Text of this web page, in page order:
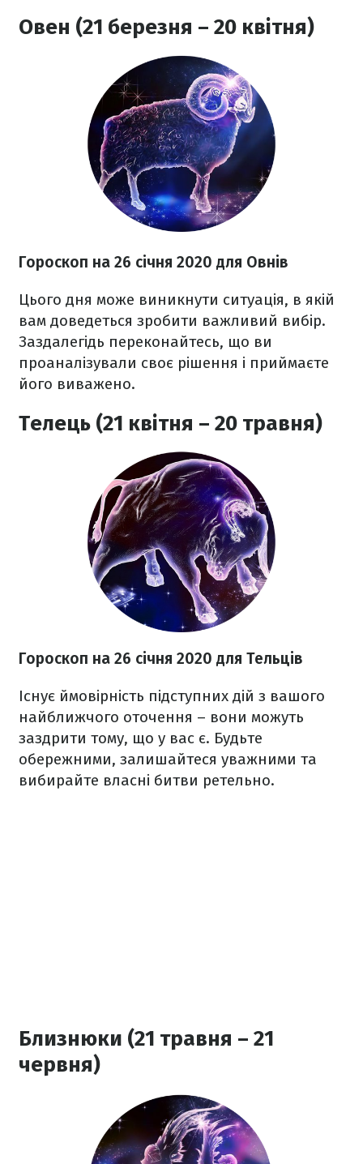
Овен (21 березня – 20 квітня)
Гороскоп на 26 січня 2020 для Овнів
Цього дня може виникнути ситуація, в якій
вам доведеться зробити важливий вибір.
Заздалегідь переконайтесь, що ви
проаналізували своє рішення і приймаєте
його виважено.
Телець (21 квітня – 20 травня)
Гороскоп на 26 січня 2020 для Тельців
Існує ймовірність підступних дій з вашого
найближчого оточення – вони можуть
заздрити тому, що у вас є. Будьте
обережними, залишайтеся уважними та
вибирайте власні битви ретельно.
Близнюки (21 травня – 21
червня)